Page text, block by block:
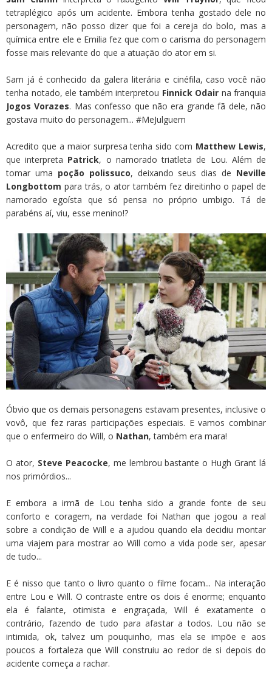
tetraplégico após um acidente. Embora tenha gostado dele no
personagem, não posso dizer que foi a cereja do bolo, mas a
química entre ele e Emilia fez que com o carisma do personagem
fosse mais relevante do que a atuação do ator em si.
Sam já é conhecido da galera literária e cinéfila, caso você não
tenha notado, ele também interpretou Finnick Odair na franquia
Jogos Vorazes. Mas confesso que não era grande fã dele, não
gostava muito do personagem... #MeJulguem
Acredito que a maior surpresa tenha sido com Matthew Lewis,
que interpreta Patrick, o namorado triatleta de Lou. Além de
tomar uma poção polissuco, deixando seus dias de Neville
Longbottom para trás, o ator também fez direitinho o papel de
namorado egoísta que só pensa no próprio umbigo. Tá de
parabéns aí, viu, esse menino!?
Óbvio que os demais personagens estavam presentes, inclusive o
vovô, que fez raras participações especiais. E vamos combinar
que o enfermeiro do Will, o Nathan, também era mara!
O ator, Steve Peacocke, me lembrou bastante o Hugh Grant lá
nos primórdios...
E embora a irmã de Lou tenha sido a grande fonte de seu
conforto e coragem, na verdade foi Nathan que jogou a real
sobre a condição de Will e a ajudou quando ela decidiu montar
uma viajem para mostrar ao Will como a vida pode ser, apesar
de tudo...
E é nisso que tanto o livro quanto o filme focam... Na interação
entre Lou e Will. O contraste entre os dois é enorme; enquanto
ela é falante, otimista e engraçada, Will é exatamente o
contrário, fazendo de tudo para afastar a todos. Lou não se
intimida, ok, talvez um pouquinho, mas ela se impõe e aos
poucos a fortaleza que Will construiu ao redor de si depois do
acidente começa a rachar.